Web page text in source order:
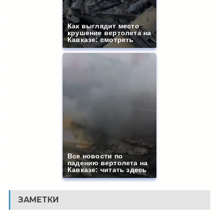
Как выглядит место
крушение вертолета на
Кавказе: смотреть
Все новости по
падению вертолета на
Кавказе: читать здесь
ЗАМЕТКИ